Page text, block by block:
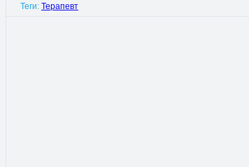
Теги: Терапевт